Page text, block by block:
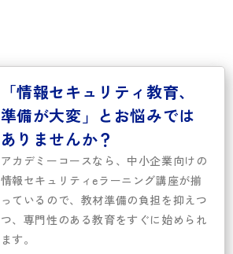
「情報セキュリティ教育、
準備が大変」とお悩みでは
ありませんか？
アカデミーコースなら、中小企業向けの
情報セキュリティeラーニング講座が揃
っているので、教材準備の負担を抑えつ
つ、専門性のある教育をすぐに始められ
ます。